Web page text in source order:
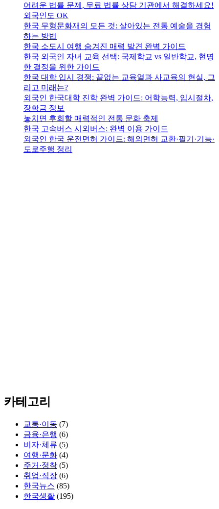
어려운 법률 문제, 무료 법률 상담 기관에서 해결하세요!
외국인도 OK
한국 무형문화재의 모든 것: 살아있는 전통 예술을 경험
하는 방법
한국 소도시 여행 숨겨진 매력 발견 완벽 가이드
한국 외국인 자녀 교육 선택: 국제학교 vs 일반학교, 현명
한 결정을 위한 가이드
한국 대학 입시 경쟁: 끝없는 교육열과 사교육의 현실, 그
리고 미래는?
외국인 한국대학 진학 완벽 가이드: 어학능력, 입시절차,
장학금 정보
놓치면 후회할 매력적인 전통 문화 축제
한국 고속버스 시외버스: 완벽 이용 가이드
외국인 한국 운전면허 가이드: 해외면허 교환·필기·기능·
도로주행 정리
카테고리
교통·이동 (7)
금융·은행 (6)
비자·체류 (5)
여행·문화 (4)
주거·정착 (5)
취업·직장 (6)
한국뉴스 (85)
한국생활 (195)